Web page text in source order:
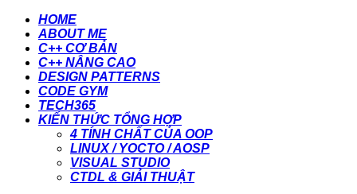
HOME
ABOUT ME
C++ CƠ BẢN
C++ NÂNG CAO
DESIGN PATTERNS
CODE GYM
TECH365
KIẾN THỨC TỔNG HỢP
4 TÍNH CHẤT CỦA OOP
LINUX / YOCTO / AOSP
VISUAL STUDIO
CTDL & GIẢI THUẬT